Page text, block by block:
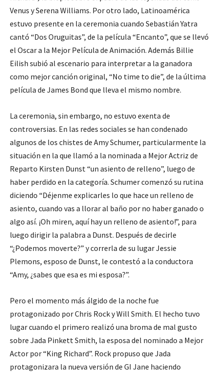
Venus y Serena Williams. Por otro lado, Latinoamérica
estuvo presente en la ceremonia cuando Sebastián Yatra
cantó “Dos Oruguitas”, de la película “Encanto”, que se llevó
el Oscar a la Mejor Película de Animación. Además Billie
Eilish subió al escenario para interpretar a la ganadora
como mejor canción original, “No time to die”, de la última
película de James Bond que lleva el mismo nombre.
La ceremonia, sin embargo, no estuvo exenta de
controversias. En las redes sociales se han condenado
algunos de los chistes de Amy Schumer, particularmente la
situación en la que llamó a la nominada a Mejor Actriz de
Reparto Kirsten Dunst “un asiento de relleno”, luego de
haber perdido en la categoría. Schumer comenzó su rutina
diciendo “Déjenme explicarles lo que hace un relleno de
asiento, cuando vas a llorar al baño por no haber ganado o
algo así. ¡Oh miren, aquí hay un relleno de asiento!”, para
luego dirigir la palabra a Dunst. Después de decirle
“¿Podemos moverte?” y correrla de su lugar Jessie
Plemons, esposo de Dunst, le contestó a la conductora
“Amy, ¿sabes que esa es mi esposa?”.
Pero el momento más álgido de la noche fue
protagonizado por Chris Rock y Will Smith. El hecho tuvo
lugar cuando el primero realizó una broma de mal gusto
sobre Jada Pinkett Smith, la esposa del nominado a Mejor
Actor por “King Richard”. Rock propuso que Jada
protagonizara la nueva versión de GI Jane haciendo